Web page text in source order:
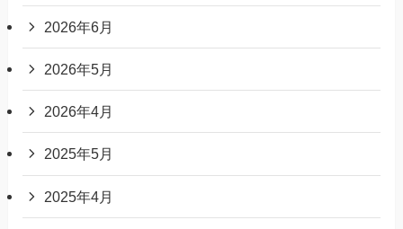
2026年6月
2026年5月
2026年4月
2025年5月
2025年4月